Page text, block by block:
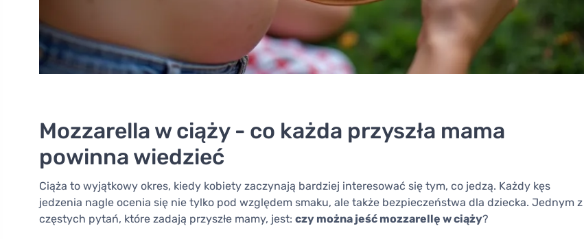
Mozzarella w ciąży - co każda przyszła mama
powinna wiedzieć
Ciąża to wyjątkowy okres, kiedy kobiety zaczynają bardziej interesować się tym, co jedzą. Każdy kęs
jedzenia nagle ocenia się nie tylko pod względem smaku, ale także bezpieczeństwa dla dziecka. Jednym z
częstych pytań, które zadają przyszłe mamy, jest: czy można jeść mozzarellę w ciąży?